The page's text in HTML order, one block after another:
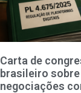
Carta de
brasileiro
negociações